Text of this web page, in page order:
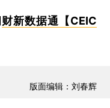
财新数据通【CEIC
版面编辑：刘春辉